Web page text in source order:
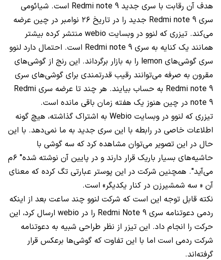
هدف آن رقابت با سری جدید Redmi note 9 است. شیائومی
سری Redmi note 9 جدید را در تاریخ ۲۶ نوامبر در چین عرضه
می‌کند. تیزری که لنوو در وبسایت webio منتشر کرده بیشتر
همانند یک کنایه به سری Redmi note 9 است. احتمال دارد لنوو
سری گوشی‌های lemon را به بازار برگرداند. این رنج از گوشی‌های
مقرون به صرفه می‌توانند رقیب قدرتمندی برای گوشی‌های سری
Redmi note 9 به حساب بیایند. هر چند تا عرضه سری Redmi
note 9 در چین هنوز یک هفته زمان باقی مانده است.
تیزری که لنوو در وبسایت Webio به اشتراک گذاشته، هیچ گونه
اطلاعات خاصی در رابطه با این سری جدید به ما نمی‌دهد. با این
حال در این تصویر می‌توان مشاهده کرد که سه گوشی با
حاشیه‌های بسیار باریک قرار دارند و در پایین آن نوشته شده" ۶م
می‌آید". همچنین شرکت در این پوستر عبارتی تگ کرده که معنای
آن « سه شمشیرزن در کنار یکدیگر» است.
نکته قابل توجه این است که شرکت لنوو چند ساعت بعد از اینکه
ردمی دعوتنامه سری Redmi Note 9 را در webio ارسال کرد، این
حرکت را انجام داد. این تیزر از نظر طراحی شبیه به دعوتنامه
شرکت ردمی است اما با این تفاوت که گوشی‌ها برعکس قرار
گرفته‌اند.